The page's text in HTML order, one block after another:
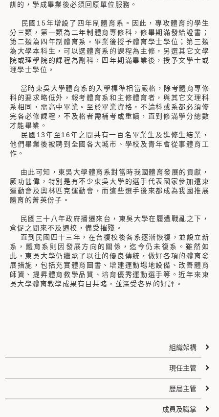
訓的，學成畢業後必須回原單位服務。
民國15年增設了四年制體育系。因此，專攻體育的學生
分三類，第一類為二年制體育專修科，修畢期滿發給證書；
第二類為四年制體育系，畢業後授予體育學士學位；第三類
為大學本科生，可以選體育系的課程為主修，另選其它文學
院或理學院的課程為副科，四年期滿畢業後，授予文學士或
理學士學位。
當時東吳大學體育系的入學標準相當嚴格，除考體育專修
科的要求略低外，報考體育系和主修體育者，與其它文理科
系相同，需高中畢業。至於畢業資格，不論科或系都必須修
完各必修課程，不及格者需補考或重讀，直到修滿學分總數
才能畢業。
民國13年至16年之間共有一百名畢業生及進修生結業，
他們畢業後被聘到全國各大城市、學校及青年會從事體育工
作。
由此可知，東吳大學體育系對當時我國體育發展的貢獻，
厥功甚偉，特別是有不少東吳大學的選手代表國家參加遠東
運動會及奧林匹克運動會，而這些選手後來都成為我國推展
體育的菁英份子。
民國三十八年政府播遷來台，東吳大學在履遭戰亂之下，
倉促之間來不及遷校，備受摧殘。
直到民國四十三年，在台復校後各系逐漸恢復，並設立新
系，體育系則因發展方向的關係，迄今仍未復系。雖然如
此，東吳大學仍繼承了以往的優良傳統，做好各項的體育發
展措施，包括充實體育圖書、增建運動場地設備、改善體育
師資、提昇體育教學品質、培育優秀運動選手等。近年來東
吳大學體育教學成果有目共睹，並深受各界的好評。
組織架構
現任主管
歷屆主管
成員及職掌